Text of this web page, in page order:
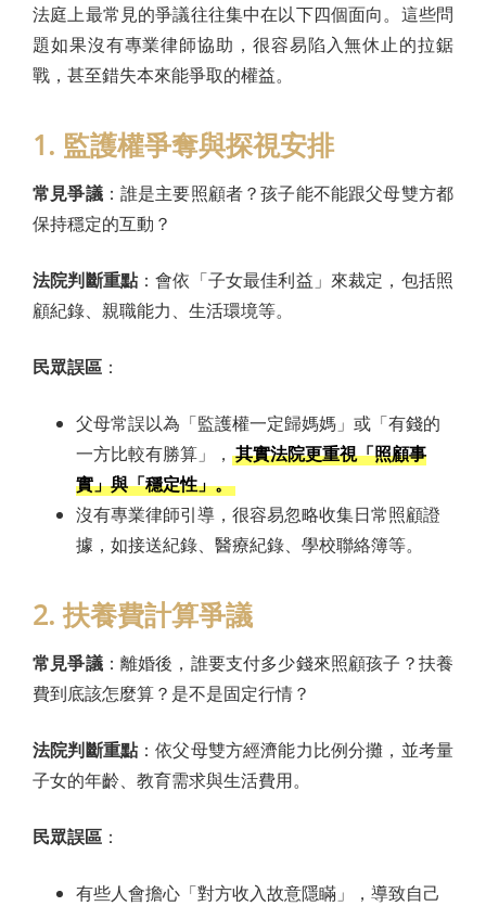
法庭上最常見的爭議往往集中在以下四個面向。這些問
題如果沒有專業律師協助，很容易陷入無休止的拉鋸
戰，甚至錯失本來能爭取的權益。
1. 監護權爭奪與探視安排
常見爭議：誰是主要照顧者？孩子能不能跟父母雙方都
保持穩定的互動？
法院判斷重點 ：會依「子女最佳利益」來裁定，包括照
顧紀錄、親職能力、生活環境等。
民眾誤區 ：
父母常誤以為「監護權一定歸媽媽」或「有錢的
一方比較有勝算」， 其實法院更重視「照顧事
實」與「穩定性」。
沒有專業律師引導，很容易忽略收集日常照顧證
據，如接送紀錄、醫療紀錄、學校聯絡簿等。
2. 扶養費計算爭議
常見爭議：離婚後，誰要支付多少錢來照顧孩子？扶養
費到底該怎麼算？是不是固定行情？
法院判斷重點 ：依父母雙方經濟能力比例分攤，並考量
子女的年齡、教育需求與生活費用。
民眾誤區 ：
有些人會擔心「對方收入故意隱瞞」，導致自己